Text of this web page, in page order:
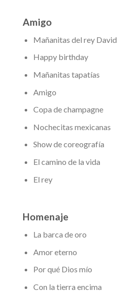
Amigo
Mañanitas del rey David
Happy birthday
Mañanitas tapatías
Amigo
Copa de champagne
Nochecitas mexicanas
Show de coreografía
El camino de la vida
El rey
Homenaje
La barca de oro
Amor eterno
Por qué Dios mío
Con la tierra encima